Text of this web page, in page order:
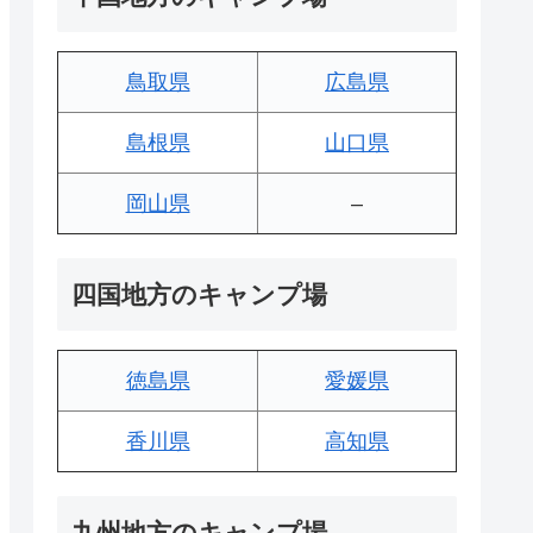
鳥取県 広島県
島根県 山口県
岡山県 –
四国地方のキャンプ場
徳島県 愛媛県
香川県 高知県